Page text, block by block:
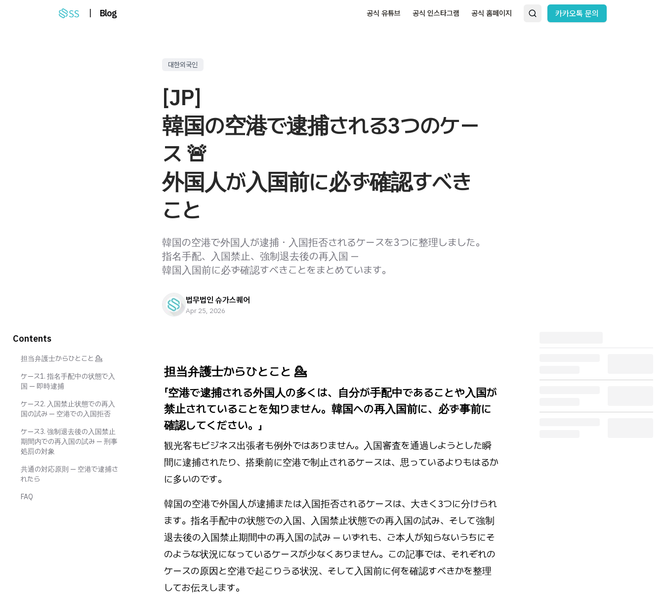
| Blog 공식 유튜브 공식 인스타그램 공식 홈페이지 카카오톡 문의
대한외국인
[JP]
韓国の空港で逮捕される3つのケー
ス 🚨
外国人が入国前に必ず確認すべき
こと
韓国の空港で外国人が逮捕・入国拒否されるケースを3つに整理しました。
指名手配、入国禁止、強制退去後の再入国 —
韓国入国前に必ず確認すべきことをまとめています。
법무법인 슈가스퀘어
Apr 25, 2026
担当弁護士からひとこと 💁
「空港で逮捕される外国人の多くは、自分が手配中であることや入国が
禁止されていることを知りません。韓国への再入国前に、必ず事前に
確認してください。」
観光客もビジネス出張者も例外ではありません。入国審査を通過しようとした瞬
間に逮捕されたり、搭乗前に空港で制止されるケースは、思っているよりもはるか
に多いのです。
韓国の空港で外国人が逮捕または入国拒否されるケースは、大きく3つに分けられ
ます。指名手配中の状態での入国、入国禁止状態での再入国の試み、そして強制
退去後の入国禁止期間中の再入国の試み — いずれも、ご本人が知らないうちにそ
のような状況になっているケースが少なくありません。この記事では、それぞれの
ケースの原因と空港で起こりうる状況、そして入国前に何を確認すべきかを整理
してお伝えします。
Contents
担当弁護士からひとこと 💁
ケース1. 指名手配中の状態で入
国 — 即時逮捕
ケース2. 入国禁止状態での再入
国の試み — 空港での入国拒否
ケース3. 強制退去後の入国禁止
期間内での再入国の試み — 刑事
処罰の対象
共通の対応原則 — 空港で逮捕さ
れたら
FAQ